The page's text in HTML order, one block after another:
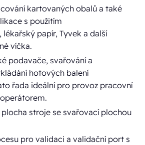
kartovaných obalů a také
s použitím
papír, Tyvek a další
víčka.
podavače, svařování a
hotových balení
řada ideální pro provoz pracovní
plocha stroje se svařovací plochou
pro validaci a validační port s